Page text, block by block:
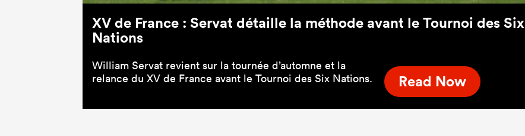
XV de France : Servat détaille la méthode avant le Tournoi des Six
Nations
William Servat revient sur la tournée d’automne et la
relance du XV de France avant le Tournoi des Six Nations.
Read Now